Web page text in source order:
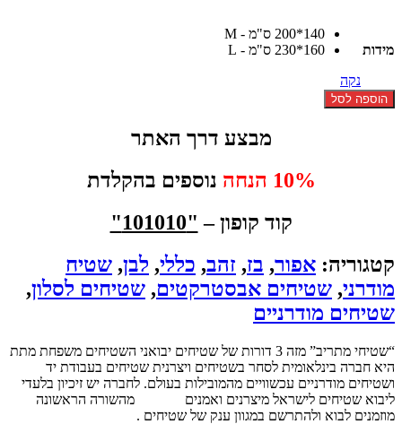
עד
מידות
140*200 ס"מ - M
160*230 ס"מ - L
נקה
כמות
של
הוספה לסל
מבצע דרך האתר
10% הנחה
נוספים בהקלדת
קוד קופון – "101010"
קטגוריה: אפור, בז, זהב, כללי, לבן, שטיח
מודרני, שטיחים אבסטרקטים, שטיחים לסלון,
שטיחים מודרניים
“שטיחי מתריב” מזה 3 דורות של שטיחים יבואני השטיחים משפחת מתת
היא חברה בינלאומית לסחר בשטיחים ויצרנית שטיחים בעבודת יד
ושטיחים מודרניים עכשוויים מהמובילות בעולם. לחברה יש זיכיון בלעדי
ליבוא שטיחים לישראל מיצרנים ואמנים
מהשורה הראשונה
מוזמנים לבוא ולהתרשם במגוון ענק של שטיחים .